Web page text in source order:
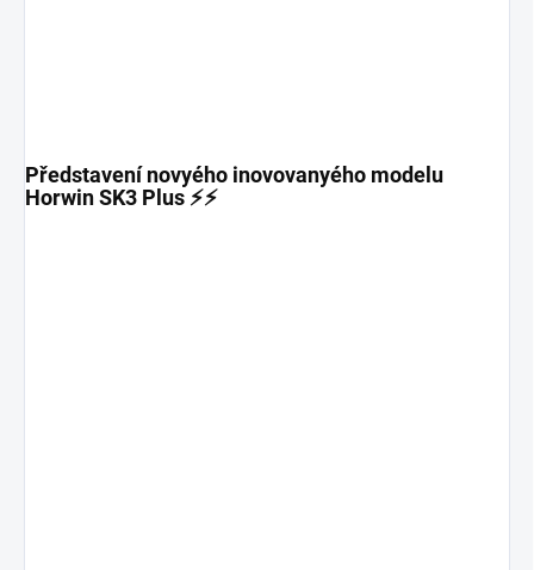
Představení novyého inovovanyého modelu
Horwin SK3 Plus ⚡⚡